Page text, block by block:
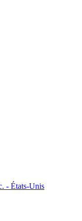
- États-Unis